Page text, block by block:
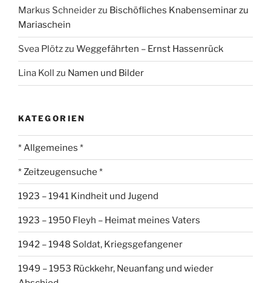
Markus Schneiderzu Bischöfliches Knabenseminar zu
Mariaschein
Svea Plötzzu Weggefährten – Ernst Hassenrück
Lina Koll zu Namen und Bilder
KATEGORIEN
* Allgemeines *
* Zeitzeugensuche *
1923 – 1941 Kindheit und Jugend
1923 – 1950 Fleyh – Heimat meines Vaters
1942 – 1948 Soldat, Kriegsgefangener
1949 – 1953 Rückkehr, Neuanfang und wieder